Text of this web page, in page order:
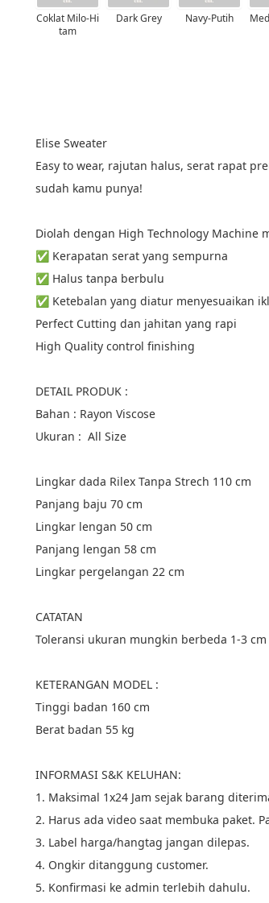
Coklat Milo-Hi
tam
Dark Grey Navy-Putih
Elise Sweater
Easy to wear, rajutan halus, serat rapat
sudah kamu punya!
Diolah dengan High Technology Machine
✅ Kerapatan serat yang sempurna
✅ Halus tanpa berbulu
✅ Ketebalan yang diatur menyesuaikan
Perfect Cutting dan jahitan yang rapi
High Quality control finishing
DETAIL PRODUK :
Bahan : Rayon Viscose
Ukuran :  All Size
Lingkar dada Rilex Tanpa Strech 110 cm
Panjang baju 70 cm
Lingkar lengan 50 cm
Panjang lengan 58 cm
Lingkar pergelangan 22 cm
CATATAN
Toleransi ukuran mungkin berbeda 1-3
KETERANGAN MODEL :
Tinggi badan 160 cm
Berat badan 55 kg
INFORMASI S&K KELUHAN:
1. Maksimal 1x24 Jam sejak barang
2. Harus ada video saat membuka paket.
3. Label harga/hangtag jangan dilepas.
4. Ongkir ditanggung customer.
5. Konfirmasi ke admin terlebih dahulu.